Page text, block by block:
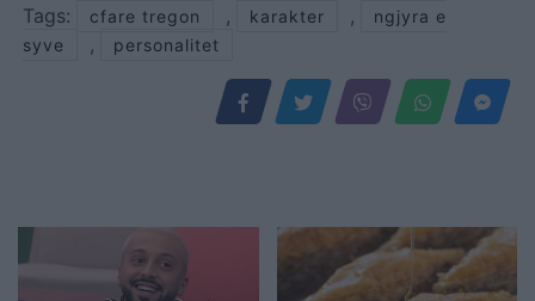
Tags:
cfare tregon , karakter ,
ngjyra e
syve
, personalitet